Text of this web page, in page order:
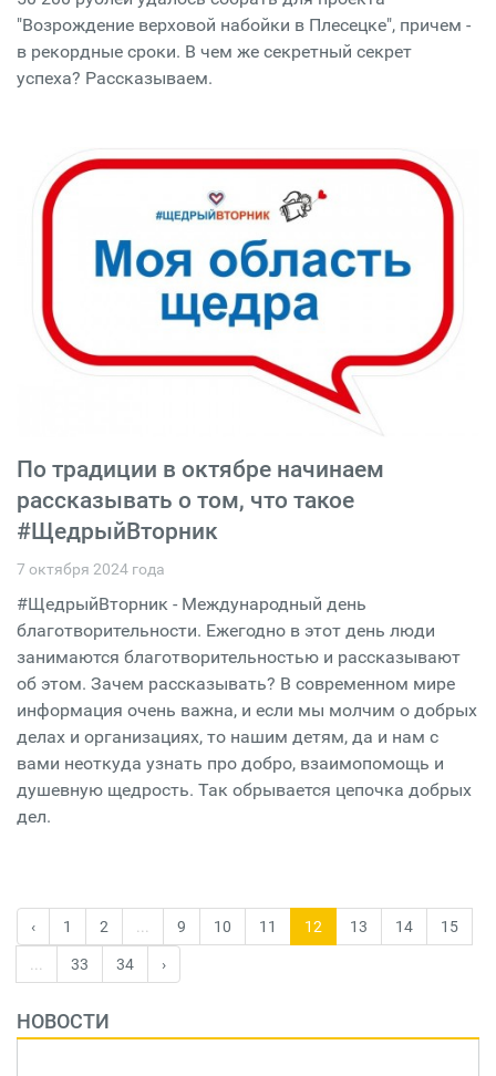
"Возрождение верховой набойки в Плесецке", причем -
в рекордные сроки. В чем же секретный секрет
успеха? Рассказываем.
По традиции в октябре начинаем
рассказывать о том, что такое
#ЩедрыйВторник
7 октября 2024 года
#ЩедрыйВторник - Международный день
благотворительности. Ежегодно в этот день люди
занимаются благотворительностью и рассказывают
об этом. Зачем рассказывать? В современном мире
информация очень важна, и если мы молчим о добрых
делах и организациях, то нашим детям, да и нам с
вами неоткуда узнать про добро, взаимопомощь и
душевную щедрость. Так обрывается цепочка добрых
дел.
‹ 1 2 9 10 11 12 13 14 15
33 34 ›
НОВОСТИ